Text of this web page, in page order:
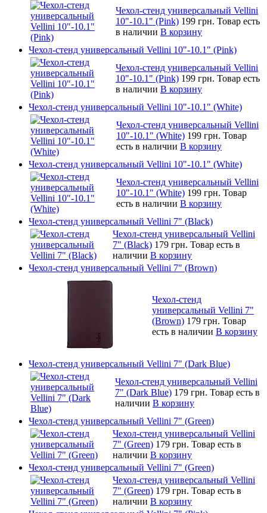
Чехол-стенд универсальный Vellini
10"-10.1" (Pink) 199 грн. Товар есть
в наличии В корзину
Чехол-стенд универсальный Vellini 10"-10.1" (Pink)
Чехол-стенд универсальный Vellini
10"-10.1" (Pink) 199 грн. Товар есть
в наличии В корзину
Чехол-стенд универсальный Vellini 10"-10.1" (White)
Чехол-стенд универсальный Vellini
10"-10.1" (White) 199 грн. Товар
есть в наличии В корзину
Чехол-стенд универсальный Vellini 10"-10.1" (White)
Чехол-стенд универсальный Vellini
10"-10.1" (White) 199 грн. Товар
есть в наличии В корзину
Чехол-стенд универсальный Vellini 7" (Black)
Чехол-стенд универсальный Vellini
7" (Black) 179 грн. Товар есть в
наличии В корзину
Чехол-стенд универсальный Vellini 7" (Brown)
Чехол-стенд
универсальный Vellini 7"
(Brown) 179 грн. Товар
есть в наличии В корзину
Чехол-стенд универсальный Vellini 7" (Dark Blue)
Чехол-стенд универсальный Vellini
7" (Dark Blue) 179 грн. Товар есть в
наличии В корзину
Чехол-стенд универсальный Vellini 7" (Green)
Чехол-стенд универсальный Vellini
7" (Green) 179 грн. Товар есть в
наличии В корзину
Чехол-стенд универсальный Vellini 7" (Green)
Чехол-стенд универсальный Vellini
7" (Green) 179 грн. Товар есть в
наличии В корзину